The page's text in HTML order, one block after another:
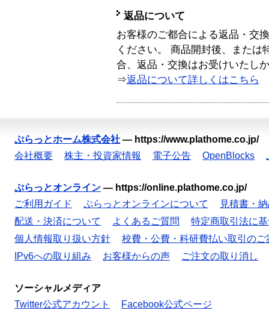
返品について
お客様のご都合による返品・交
ください。 商品開封後、または
合、返品・交換はお受けいたし
⇒返品について詳しくはこちら
ぷらっとホーム株式会社 — https://www.plathome.co.jp/
会社概要
株主・投資家情報 電子公告 OpenBlocks
ぷらっとオンライン — https://online.plathome.co.jp/
ご利用ガイド
ぷらっとオンラインについて
見積書・
配送・決済について
よくあるご質問
特定商取引法に
個人情報取り扱い方針
校費・公費・科研費払い取引のご
IPv6への取り組み
お客様からの声 ご注文の取り消し
ソーシャルメディア
Twitter公式アカウント
Facebook公式ページ